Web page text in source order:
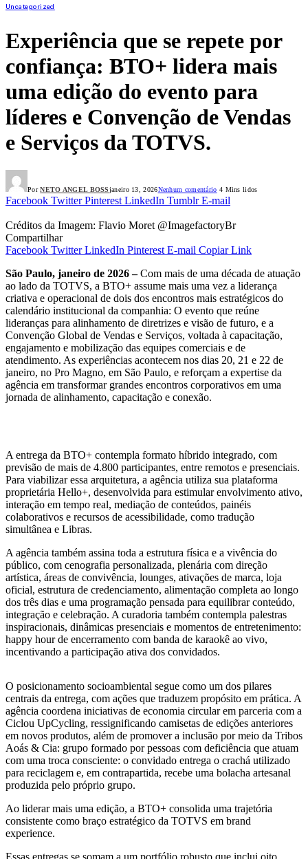
Uncategorized
Experiência que se repete por
confiança: BTO+ lidera mais
uma edição do evento para
líderes e Convenção de Vendas
e Serviços da TOTVS.
Por NETO ANGEL BOSSjaneiro 13, 2026Nenhum comentário 4 Mins lidos
Facebook Twitter Pinterest LinkedIn Tumblr E-mail
Créditos da Imagem: Flavio Moret @ImagefactoryBr
Compartilhar
Facebook Twitter LinkedIn Pinterest E-mail Copiar Link
São Paulo, janeiro de 2026 –Com mais de uma década de atuação
ao lado da TOTVS, a BTO+ assume mais uma vez a liderança
criativa e operacional de dois dos encontros mais estratégicos do
calendário institucional da companhia: O evento que reúne
lideranças para alinhamento de diretrizes e visão de futuro, e a
Convenção Global de Vendas e Serviços, voltada à capacitação,
engajamento e mobilização das equipes comerciais e de
atendimento. As experiências acontecem nos dias 20, 21 e 22 de
janeiro, no Pro Magno, em São Paulo, e reforçam a expertise da
agência em transformar grandes encontros corporativos em uma
jornada de alinhamento, capacitação e conexão.
A entrega da BTO+ contempla formato híbrido integrado, com
previsão de mais de 4.800 participantes, entre remotos e presenciais.
Para viabilizar essa arquitetura, a agência utiliza sua plataforma
proprietária Hello+, desenvolvida para estimular envolvimento ativo,
interação em tempo real, mediação de conteúdos, painéis
colaborativos e recursos de acessibilidade, como tradução
simultânea e Libras.
A agência também assina toda a estrutura física e a vivência do
público, com cenografia personalizada, plenária com direção
artística, áreas de convivência, lounges, ativações de marca, loja
oficial, estrutura de credenciamento, alimentação completa ao longo
dos três dias e uma programação pensada para equilibrar conteúdo,
integração e celebração. A curadoria também contempla palestras
inspiracionais, dinâmicas presenciais e momentos de entretenimento:
happy hour de encerramento com banda de karaokê ao vivo,
incentivando a participação ativa dos convidados.
O posicionamento socioambiental segue como um dos pilares
centrais da entrega, com ações que traduzem propósito em prática. A
agência coordena iniciativas de economia circular em parceria com a
Ciclou UpCycling, ressignificando camisetas de edições anteriores
em novos produtos, além de promover a inclusão por meio da Tribos
Aoás & Cia: grupo formado por pessoas com deficiência que atuam
com uma troca consciente: o convidado entrega o crachá utilizado
para reciclagem e, em contrapartida, recebe uma bolacha artesanal
produzida pelo próprio grupo.
Ao liderar mais uma edição, a BTO+ consolida uma trajetória
consistente como braço estratégico da TOTVS em brand
experience.
Essas entregas se somam a um portfólio robusto que inclui oito